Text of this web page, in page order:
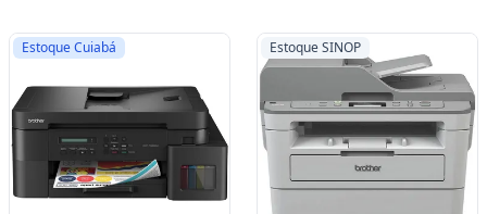
Estoque Cuiabá Estoque SINOP